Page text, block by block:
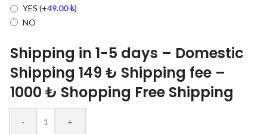
YES (+49.00₺)
NO
Shipping in 1-5 days – Domestic
Shipping 149 ₺ Shipping fee –
1000 ₺ Shopping Free Shipping
- +